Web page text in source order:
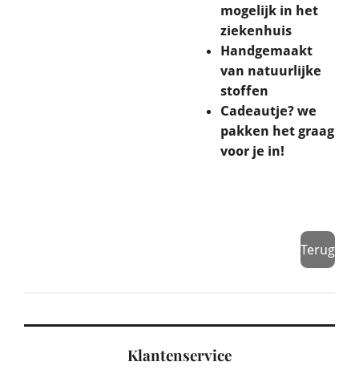
mogelijk in het
ziekenhuis
Handgemaakt
van natuurlijke
stoffen
Cadeautje? we
pakken het graag
voor je in!
Terug
Klantenservice